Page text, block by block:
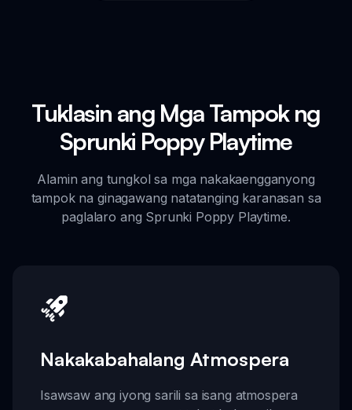
Tuklasin ang Mga Tampok ng
Sprunki Poppy Playtime
Alamin ang tungkol sa mga nakakaengganyong
tampok na ginagawang natatanging karanasan sa
paglalaro ang Sprunki Poppy Playtime.
Nakakabahalang Atmospera
Isawsaw ang iyong sarili sa isang atmospera